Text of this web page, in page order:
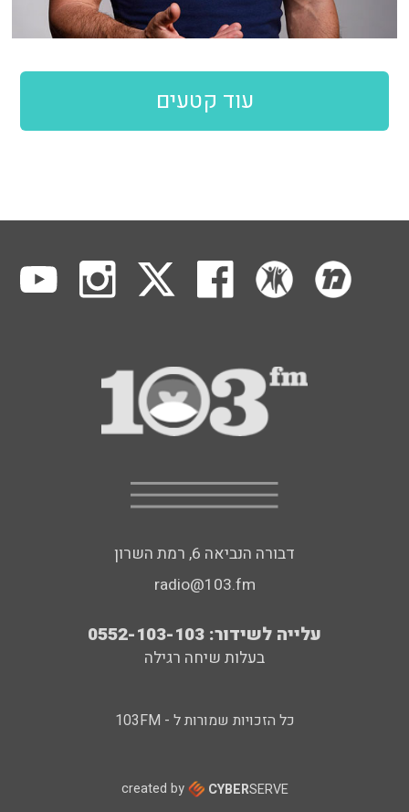
עוד קטעים
דבורה הנביאה 6, רמת השרון
radio@103.fm
עלייה לשידור: 0552-103-103
בעלות שיחה רגילה
כל הזכויות שמורות ל - 103FM
created by CYBERSERVE